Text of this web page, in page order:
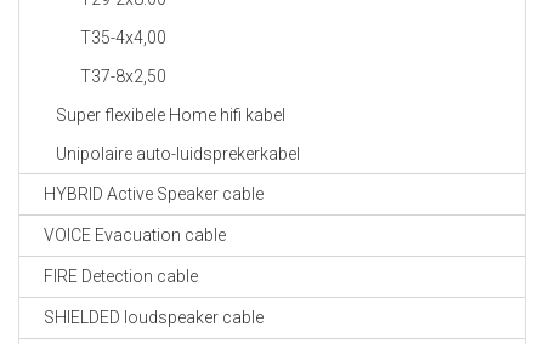
T35-4x4,00
T37-8x2,50
Super flexibele Home hifi kabel
Unipolaire auto-luidsprekerkabel
HYBRID Active Speaker cable
VOICE Evacuation cable
FIRE Detection cable
SHIELDED loudspeaker cable